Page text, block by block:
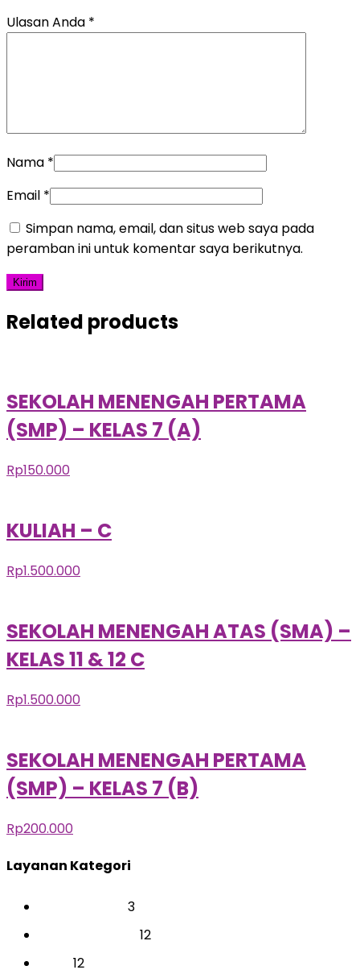
Ulasan Anda *
Nama *
Email *
Simpan nama, email, dan situs web saya pada
peramban ini untuk komentar saya berikutnya.
Related products
SEKOLAH MENENGAH PERTAMA
(SMP) – KELAS 7 (A)
Rp150.000
KULIAH – C
Rp1.500.000
SEKOLAH MENENGAH ATAS (SMA) –
KELAS 11 & 12 C
Rp1.500.000
SEKOLAH MENENGAH PERTAMA
(SMP) – KELAS 7 (B)
Rp200.000
Layanan Kategori
3
12
12